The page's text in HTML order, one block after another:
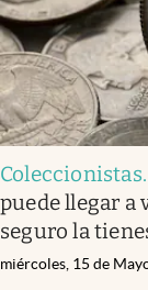
Coleccionistas.
puede llegar a
seguro la
miércoles, 15 de